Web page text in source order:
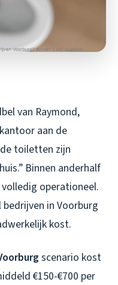
van Raymond,
aan de
toiletten zijn
Binnen anderhalf
operationeel.
in Voorburg
kost.
scenario kost
€150-€700 per